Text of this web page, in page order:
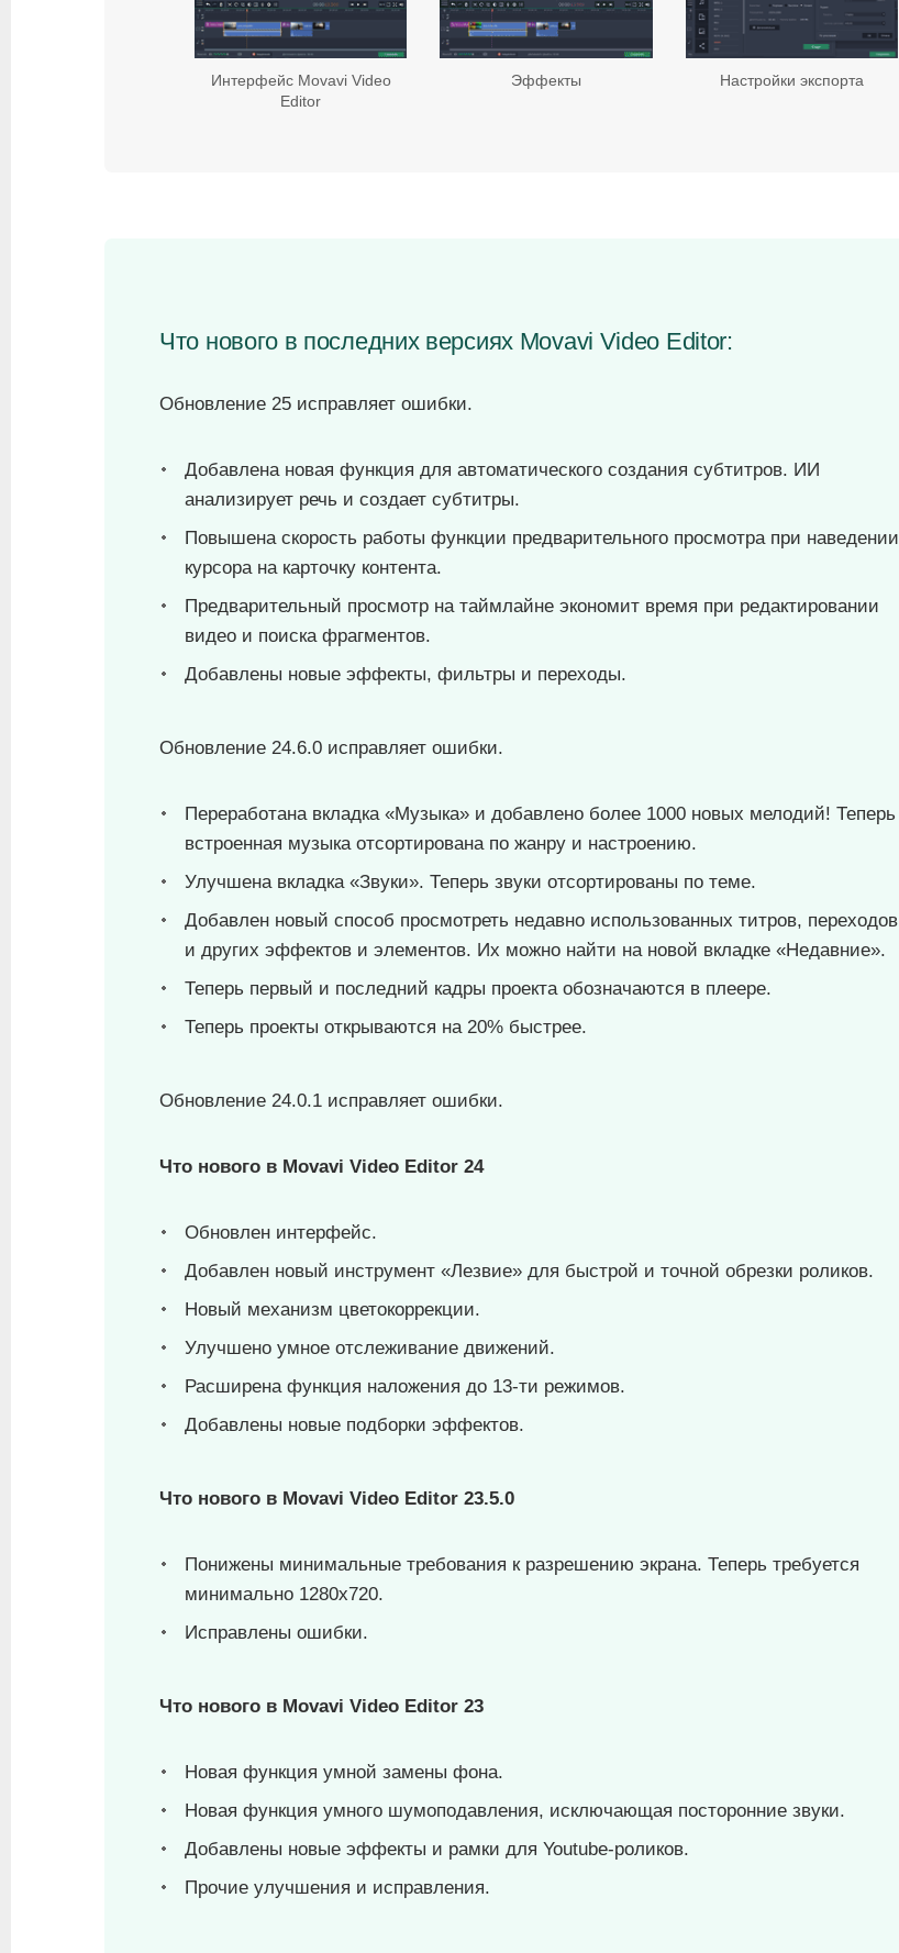
Интерфейс Movavi Video
Editor
Эффекты Настройки экспорта
Что нового в последних версиях Movavi Video Editor:
Обновление 25 исправляет ошибки.
Добавлена новая функция для автоматического создания субтитров. ИИ
анализирует речь и создает субтитры.
Повышена скорость работы функции предварительного просмотра при наведении
курсора на карточку контента.
Предварительный просмотр на таймлайне экономит время при редактировании
видео и поиска фрагментов.
Добавлены новые эффекты, фильтры и переходы.
Обновление 24.6.0 исправляет ошибки.
Переработана вкладка «Музыка» и добавлено более 1000 новых мелодий! Теперь
встроенная музыка отсортирована по жанру и настроению.
Улучшена вкладка «Звуки». Теперь звуки отсортированы по теме.
Добавлен новый способ просмотреть недавно использованных титров, переходов
и других эффектов и элементов. Их можно найти на новой вкладке «Недавние».
Теперь первый и последний кадры проекта обозначаются в плеере.
Теперь проекты открываются на 20% быстрее.
Обновление 24.0.1 исправляет ошибки.
Что нового в Movavi Video Editor 24
Обновлен интерфейс.
Добавлен новый инструмент «Лезвие» для быстрой и точной обрезки роликов.
Новый механизм цветокоррекции.
Улучшено умное отслеживание движений.
Расширена функция наложения до 13-ти режимов.
Добавлены новые подборки эффектов.
Что нового в Movavi Video Editor 23.5.0
Понижены минимальные требования к разрешению экрана. Теперь требуется
минимально 1280x720.
Исправлены ошибки.
Что нового в Movavi Video Editor 23
Новая функция умной замены фона.
Новая функция умного шумоподавления, исключающая посторонние звуки.
Добавлены новые эффекты и рамки для Youtube-роликов.
Прочие улучшения и исправления.